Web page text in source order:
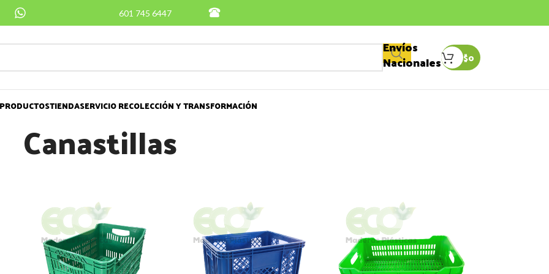
601 745 6447
Envíos
Nacionales $0
PRODUCTOSTIENDASERVICIO RECOLECCIÓN Y TRANSFORMACIÓN
Canastillas